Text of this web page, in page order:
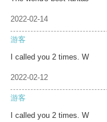
2022-02-14
游客
I called you 2 times. W
2022-02-12
游客
I called you 2 times. W